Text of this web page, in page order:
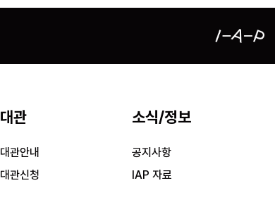
대관
대관안내
대관신청
소식/정보
공지사항
IAP 자료